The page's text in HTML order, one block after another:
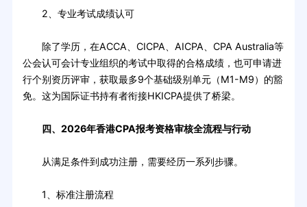
2、专业考试成绩认可
除了学历，在ACCA、CICPA、AICPA、CPA Australia等
公会认可会计专业组织的考试中取得的合格成绩，也可申请进
行个别资历评审，获取最多9个基础级别单元（M1-M9）的豁
免。这为国际证书持有者衔接HKICPA提供了桥梁。
四、2026年香港CPA报考资格审核全流程与行动
从满足条件到成功注册，需要经历一系列步骤。
1、标准注册流程